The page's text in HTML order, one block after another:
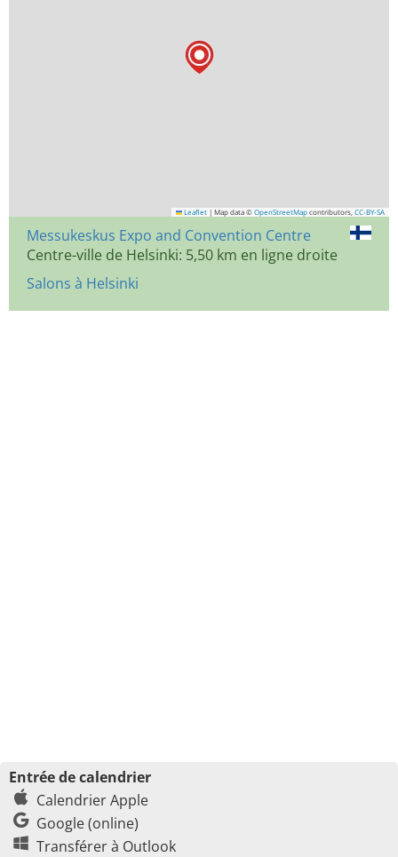
Leaflet | Map data © OpenStreetMap contributors, CC-BY-SA
Messukeskus Expo and Convention Centre
Centre-ville de Helsinki: 5,50 km en ligne droite
Salons à Helsinki
Entrée de calendrier
Calendrier Apple
Google (online)
Transférer à Outlook